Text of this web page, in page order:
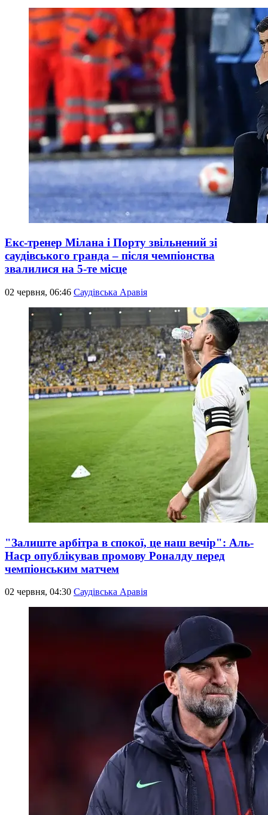
Екс-тренер Мілана і Порту звільнений зі
саудівського гранда – після чемпіонства
звалилися на 5-те місце
02 червня, 06:46 Саудівська Аравія
"Залиште арбітра в спокої, це наш вечір": Аль-
Наср опублікував промову Роналду перед
чемпіонським матчем
02 червня, 04:30 Саудівська Аравія